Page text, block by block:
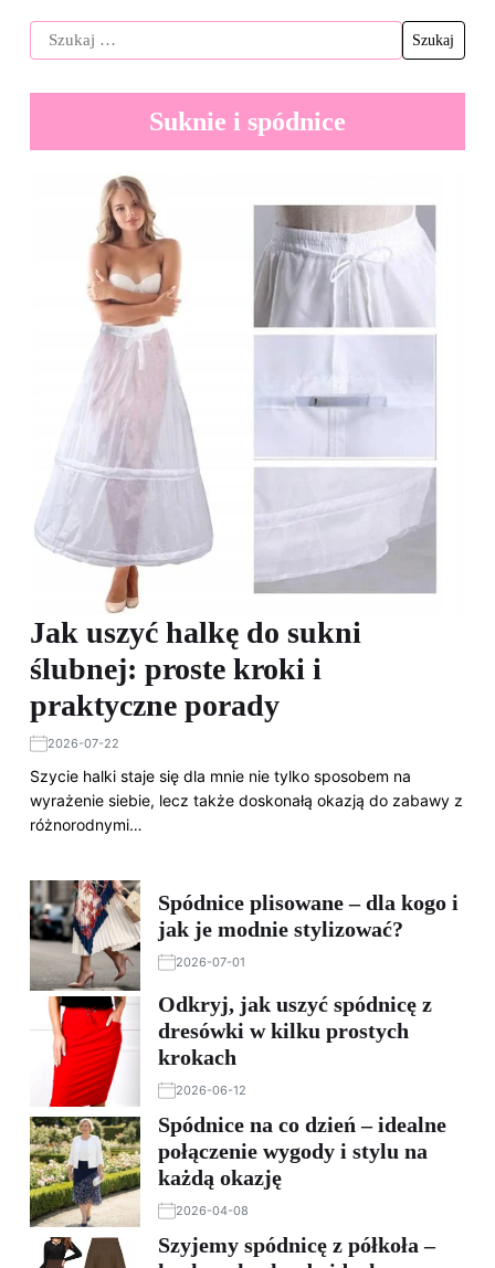
Suknie i spódnice
Jak uszyć halkę do sukni
ślubnej: proste kroki i
praktyczne porady
2026-07-22
Szycie halki staje się dla mnie nie tylko sposobem na
wyrażenie siebie, lecz także doskonałą okazją do zabawy z
różnorodnymi…
Spódnice plisowane – dla kogo i
jak je modnie stylizować?
2026-07-01
Odkryj, jak uszyć spódnicę z
dresówki w kilku prostych
krokach
2026-06-12
Spódnice na co dzień – idealne
połączenie wygody i stylu na
każdą okazję
2026-04-08
Szyjemy spódnicę z półkoła –